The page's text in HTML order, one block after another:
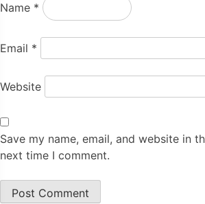
Name *
Email *
Website
Save my name, email, and website in
next time I comment.